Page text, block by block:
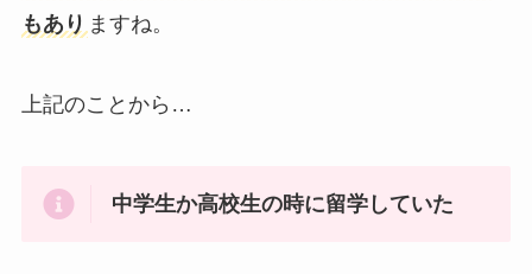
もあり ますね。
上記のことから…
中学生か高校生の時に留学していた